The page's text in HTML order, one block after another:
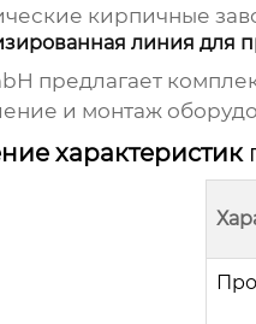
кирпичные
линия для
предлагает
и монтаж
характеристик